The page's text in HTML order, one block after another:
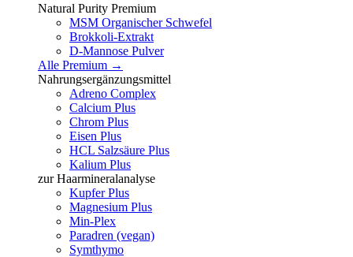
Natural Purity Premium
MSM Organischer Schwefel
Brokkoli-Extrakt
D-Mannose Pulver
Alle Premium →
Nahrungsergänzungsmittel
Adreno Complex
Calcium Plus
Chrom Plus
Eisen Plus
HCL Salzsäure Plus
Kalium Plus
zur Haarmineralanalyse
Kupfer Plus
Magnesium Plus
Min-Plex
Paradren (vegan)
Symthymo